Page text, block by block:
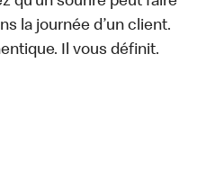
la journée d’un client.
Il vous définit.